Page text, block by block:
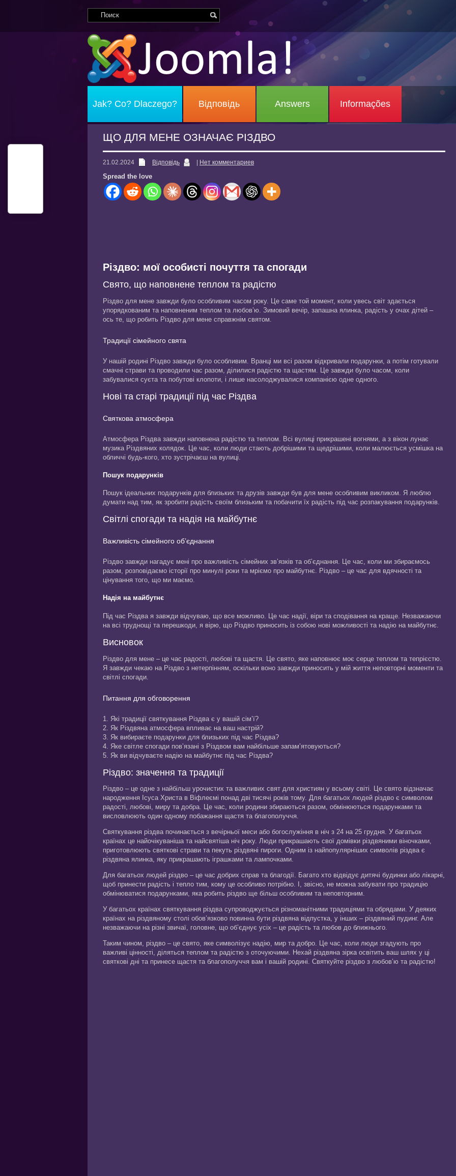
Jak? Co? Dlaczego? Відповідь Answers Informações
ЩО ДЛЯ МЕНЕ ОЗНАЧАЄ РІЗДВО
21.02.2024 Відповідь Нет комментариев
Spread the love
Різдво: мої особисті почуття та спогади
Свято, що наповнене теплом та радістю
Різдво для мене завжди було особливим часом року. Це саме той момент, коли увесь світ здається
упорядкованим та наповненим теплом та любов’ю. Зимовий вечір, запашна ялинка, радість у очах дітей –
ось те, що робить Різдво для мене справжнім святом.
Традиції сімейного свята
У нашій родині Різдво завжди було особливим. Вранці ми всі разом відкривали подарунки, а потім готували
смачні страви та проводили час разом, ділилися радістю та щастям. Це завжди було часом, коли
забувалися суєта та побутові клопоти, і лише насолоджувалися компанією одне одного.
Нові та старі традиції під час Різдва
Святкова атмосфера
Атмосфера Різдва завжди наповнена радістю та теплом. Всі вулиці прикрашені вогнями, а з вікон лунає
музика Різдвяних колядок. Це час, коли люди стають добрішими та щедрішими, коли малюється усмішка на
обличчі будь-кого, хто зустрічаєш на вулиці.
Пошук подарунків
Пошук ідеальних подарунків для близьких та друзів завжди був для мене особливим викликом. Я люблю
думати над тим, як зробити радість своїм близьким та побачити їх радість під час розпакування подарунків.
Світлі спогади та надія на майбутнє
Важливість сімейного об’єднання
Різдво завжди нагадує мені про важливість сімейних зв’язків та об’єднання. Це час, коли ми збираємось
разом, розповідаємо історії про минулі роки та мріємо про майбутнє. Різдво – це час для вдячності та
цінування того, що ми маємо.
Надія на майбутнє
Під час Різдва я завжди відчуваю, що все можливо. Це час надії, віри та сподівання на краще. Незважаючи
на всі труднощі та перешкоди, я вірю, що Різдво приносить із собою нові можливості та надію на майбутнє.
Висновок
Різдво для мене – це час радості, любові та щастя. Це свято, яке наповнює моє серце теплом та тепрієстю.
Я завжди чекаю на Різдво з нетерпінням, оскільки воно завжди приносить у мій життя неповторні моменти та
світлі спогади.
Питання для обговорення
1. Які традиції святкування Різдва є у вашій сім’ї?
2. Як Різдвяна атмосфера впливає на ваш настрій?
3. Як вибираєте подарунки для близьких під час Різдва?
4. Яке світле спогади пов’язані з Різдвом вам найбільше запам’ятовуються?
5. Як ви відчуваєте надію на майбутнє під час Різдва?
Різдво: значення та традиції
Різдво – це одне з найбільш урочистих та важливих свят для християн у всьому світі. Це свято відзначає
народження Ісуса Христа в Віфлеємі понад дві тисячі років тому. Для багатьох людей різдво є символом
радості, любові, миру та добра. Це час, коли родини збираються разом, обмінюються подарунками та
висловлюють один одному побажання щастя та благополуччя.
Святкування різдва починається з вечірньої меси або богослужіння в ніч з 24 на 25 грудня. У багатьох
країнах це найочікуваніша та найсвятіша ніч року. Люди прикрашають свої домівки різдвяними віночками,
приготовлюють святкові страви та пекуть різдвяні пироги. Одним із найпопулярніших символів різдва є
різдвяна ялинка, яку прикрашають іграшками та лампочками.
Для багатьох людей різдво – це час добрих справ та благодії. Багато хто відвідує дитячі будинки або лікарні,
щоб принести радість і тепло тим, кому це особливо потрібно. І, звісно, не можна забувати про традицію
обмінюватися подарунками, яка робить різдво ще більш особливим та неповторним.
У багатьох країнах святкування різдва супроводжується різноманітними традиціями та обрядами. У деяких
країнах на різдвяному столі обов’язково повинна бути різдвяна відпустка, у інших – різдвяний пудинг. Але
незважаючи на різні звичаї, головне, що об’єднує усіх – це радість та любов до ближнього.
Таким чином, різдво – це свято, яке символізує надію, мир та добро. Це час, коли люди згадують про
важливі цінності, діляться теплом та радістю з оточуючими. Нехай різдвяна зірка освітить ваш шлях у ці
святкові дні та принесе щастя та благополуччя вам і вашій родині. Святкуйте різдво з любов’ю та радістю!